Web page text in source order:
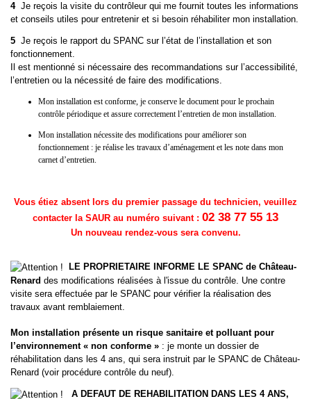
4Je reçois la visite du contrôleurqui me fournit toutes les informations
et conseils utiles pour entretenir et si besoin réhabiliter mon installation.
5 Je reçois le rapport du SPANC sur l’état de l’installation et son
fonctionnement.
Il est mentionné si nécessaire des recommandations sur l’accessibilité,
l’entretien ou la nécessité de faire des modifications.
Mon installation est conforme, je conserve le document pour le prochain
contrôle périodique et assure correctement l’entretien de mon installation.
Mon installation nécessite des modifications pour améliorer son
fonctionnement : je réalise les travaux d’aménagement et les note dans mon
carnet d’entretien.
Vous étiez absent lors du premier passage du technicien, veuillez
contacter la SAUR au numéro suivant : 02 38 77 55 13
Un nouveau rendez-vous sera convenu.
LE PROPRIETAIRE INFORME LE SPANC de Château-
Renard des modifications réalisées à l'issue du contrôle. Une contre
visite sera effectuée par le SPANC pour vérifier la réalisation des
travaux avant remblaiement.
Mon installation présente un risque sanitaire et polluant pour
l’environnement « non conforme » : je monte un dossier de
réhabilitation dans les 4 ans, qui sera instruit par le SPANC de Château-
Renard (voir procédure contrôle du neuf).
A DEFAUT DE REHABILITATION DANS LES 4 ANS,